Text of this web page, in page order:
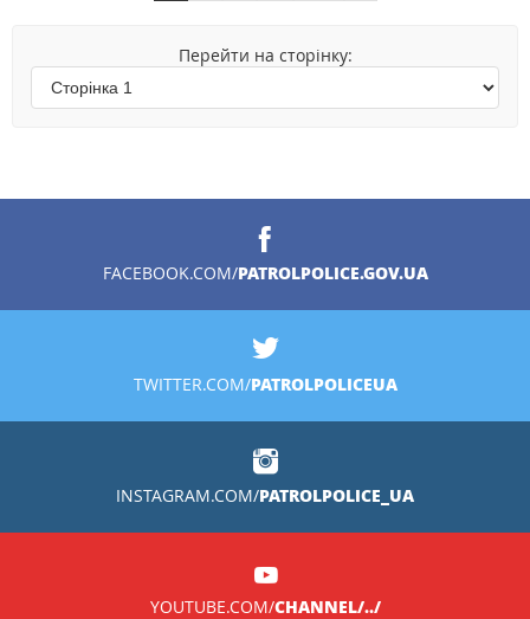
Перейти на сторінку:
FACEBOOK.COM/PATROLPOLICE.GOV.UA
TWITTER.COM/PATROLPOLICEUA
INSTAGRAM.COM/PATROLPOLICE_UA
YOUTUBE.COM/CHANNEL/../